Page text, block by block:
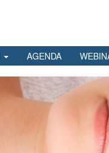
AGENDA